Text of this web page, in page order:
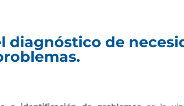
diagnóstico de